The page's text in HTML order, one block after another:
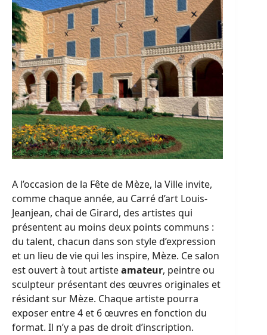
A l’occasion de la Fête de Mèze, la Ville invite,
comme chaque année, au Carré d’art Louis-
Jeanjean, chai de Girard, des artistes qui
présentent au moins deux points communs :
du talent, chacun dans son style d’expression
et un lieu de vie qui les inspire, Mèze. Ce salon
est ouvert à tout artisteamateur, peintre ou
sculpteur présentant des œuvres originales et
résidant sur Mèze. Chaque artiste pourra
exposer entre 4 et 6 œuvres en fonction du
format. Il n’y a pas de droit d’inscription.